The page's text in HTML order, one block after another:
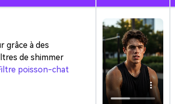
grâce à des
de shimmer
poisson-chat